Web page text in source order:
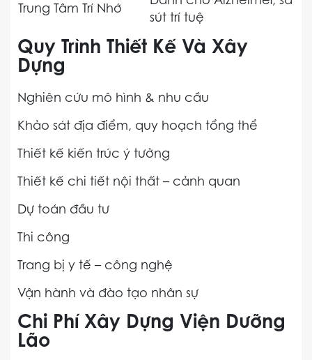
Trung Tâm Trí Nhớ
sút trí tuệ
Quy Trình Thiết Kế Và Xây
Dựng
Nghiên cứu mô hình & nhu cầu
Khảo sát địa điểm, quy hoạch tổng thể
Thiết kế kiến trúc ý tưởng
Thiết kế chi tiết nội thất – cảnh quan
Dự toán đầu tư
Thi công
Trang bị y tế – công nghệ
Vận hành và đào tạo nhân sự
Chi Phí Xây Dựng Viện Dưỡng
Lão